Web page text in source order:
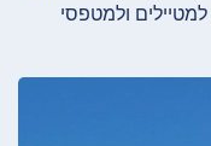
ולמטפסי